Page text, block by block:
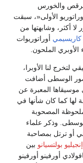
والخورس
الأولى«، سبقت
لا أكثر، وشابهتها من
كاريسيمي أوراتوريوات
الأوبري الملحون.
لنا الأوبرا،
الوسطى أضافت
المعبرة عن
لها كما كان شأنها في
المصحوبة
وذكر علماء
أو ترتل بمصاحبة
إنجيليو بولتسيانو بين
أورفينو أورفينو